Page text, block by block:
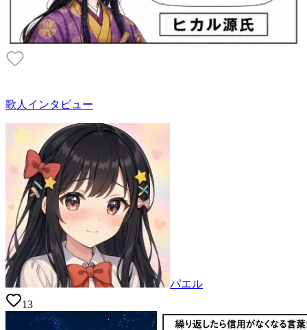
歌人インタビュー
パエル
13